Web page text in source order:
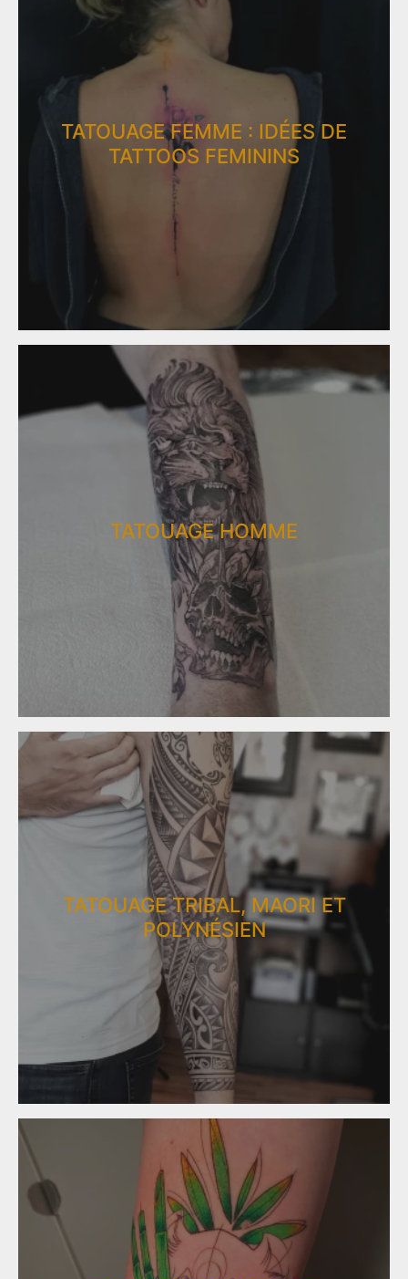
TATOUAGE FEMME : IDÉES DE
TATTOOS FEMININS
TATOUAGE​​ HOMME
TATOUAGE ​​TRIBAL, MAORI ET
POLYNÉSIEN